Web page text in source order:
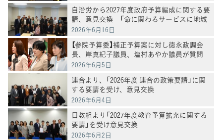
自治労から2027年度政府予算編成に関する要
請、意見交換 「命に関わるサービスに地域
格差を生じさせない」田名部幹事長
2026年6月16日
【参院予算委】補正予算案に対し徳永政調会
長、岸真紀子議員、塩村あやか議員が質問
2026年6月5日
連合より、「2026年度 連合の政策要請」に関
する要請を受け、意見交換
2026年6月4日
日教組より「2027年度教育予算拡充に関する
要請」を受け意見交換
2026年6月2日